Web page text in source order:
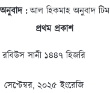
অনুবাদ:আল হিকমাহ অনুবাদ টিম
প্রথম প্রকাশ
রবিউস সানী ১৪৪৭ হিজরি
সেপ্টেম্বর, ২০২৫ ইংরেজি